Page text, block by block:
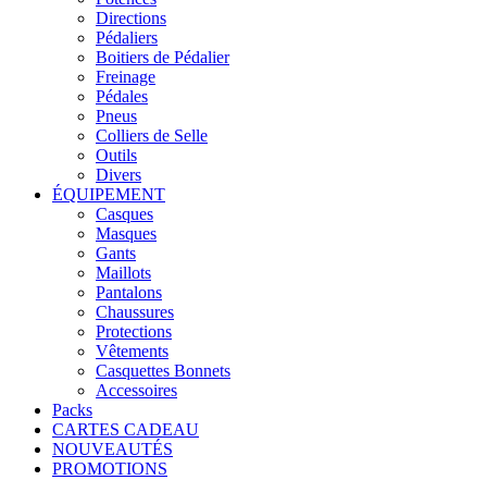
Directions
Pédaliers
Boitiers de Pédalier
Freinage
Pédales
Pneus
Colliers de Selle
Outils
Divers
ÉQUIPEMENT
Casques
Masques
Gants
Maillots
Pantalons
Chaussures
Protections
Vêtements
Casquettes Bonnets
Accessoires
Packs
CARTES CADEAU
NOUVEAUTÉS
PROMOTIONS